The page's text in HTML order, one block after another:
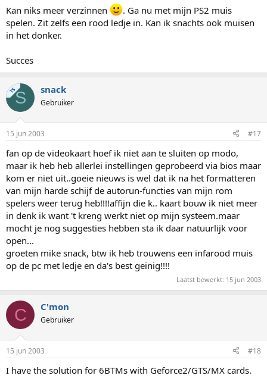
Kan niks meer verzinnen
. Ga nu met mijn PS2 muis
spelen. Zit zelfs een rood ledje in. Kan ik snachts ook muisen
in het donker.
Succes
TSS snack
Gebruiker
15 jun 2003 #17
fan op de videokaart hoef ik niet aan te sluiten op modo,
maar ik heb heb allerlei instellingen geprobeerd via bios maar
kom er niet uit..goeie nieuws is wel dat ik na het formatteren
van mijn harde schijf de autorun-functies van mijn rom
spelers weer terug heb!!!!affijn die k.. kaart bouw ik niet meer
in denk ik want 't kreng werkt niet op mijn systeem.maar
mocht je nog suggesties hebben sta ik daar natuurlijk voor
open...
groeten mike snack, btw ik heb trouwens een infarood muis
op de pc met ledje en da's best geinig!!!!
Laatst bewerkt: 15 jun 2003
C C'mon
Gebruiker
15 jun 2003 #18
I have the solution for 6BTMs with Geforce2/GTS/MX cards.